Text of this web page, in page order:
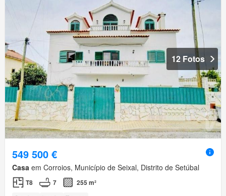
12 Fotos
549 500 €
Casa em Corroios, Município de Seixal, Distrito de Setúbal
T8 7 255 m²